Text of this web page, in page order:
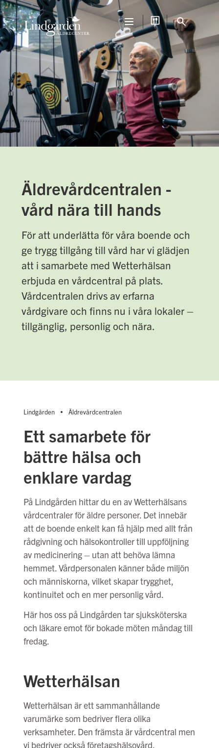
Äldrevårdcentralen -
vård nära till hands
För att underlätta för våra boende och
ge trygg tillgång till vård har vi glädjen
att i samarbete med Wetterhälsan
erbjuda en vårdcentral på plats.
Vårdcentralen drivs av erfarna
vårdgivare och finns nu i våra lokaler –
tillgänglig, personlig och nära.
Lindgården Äldrevårdcentralen
Ett samarbete för
bättre hälsa och
enklare vardag
På Lindgården hittar du en av Wetterhälsans
vårdcentraler för äldre personer. Det innebär
att de boende enkelt kan få hjälp med allt från
rådgivning och hälsokontroller till uppföljning
av medicinering – utan att behöva lämna
hemmet. Vårdpersonalen känner både miljön
och människorna, vilket skapar trygghet,
kontinuitet och en mer personlig vård.
Här hos oss på Lindgården tar sjuksköterska
och läkare emot för bokade möten måndag till
fredag.
Wetterhälsan
Wetterhälsan är ett sammanhållande
varumärke som bedriver flera olika
verksamheter. Den främsta är vårdcentral men
vi bedriver också företagshälsovård,